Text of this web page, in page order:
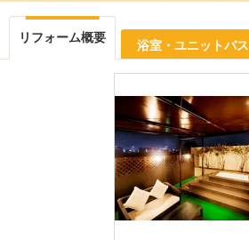
リフォーム概要
浴室・ユニットバス